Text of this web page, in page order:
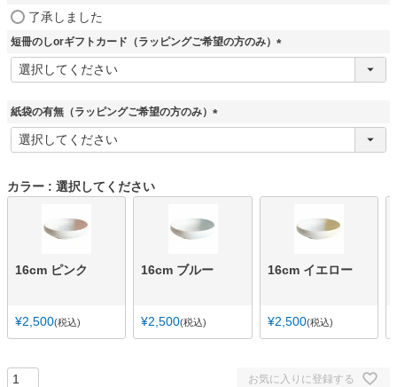
)
了承しました
短冊のしorギフトカード（ラッピングご希望の方のみ）
(
紙袋の有無（ラッピングご希望の方のみ）
(
カラー 選択してください
16cm ピンク
¥2,500 税込
16cm ブルー
¥2,500 税込
16cm イエロー
¥2,500 税込
お気に入りに登録する